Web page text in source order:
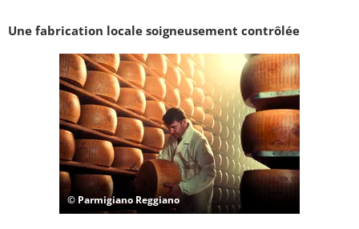
Une fabrication locale soigneusement contrôlée
© Parmigiano Reggiano